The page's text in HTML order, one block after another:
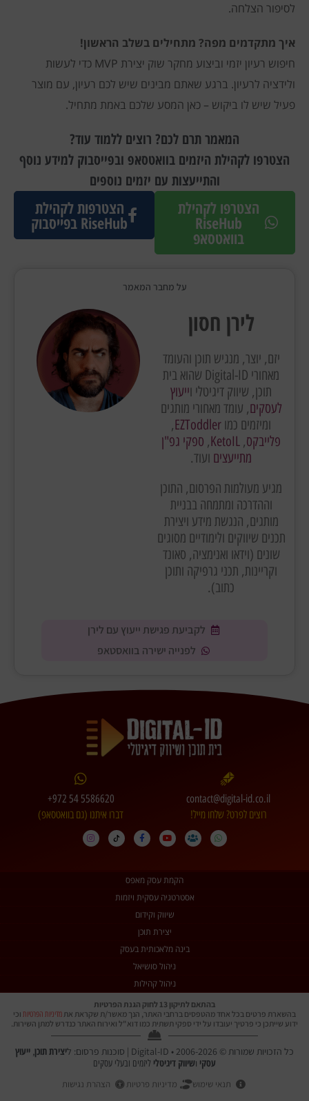
לסיפור הצלחה.
איך מתקדמים מפה? מתחילים בשלב הראשון!
חיפוש רעיון יזמי וביצוע מחקר שוק יצירת MVP כדי לעשות
ולידציה לרעיון. ברגע שאתם מבינים שיש לכם רעיון, עם מוצר
פעיל שיש לו ביקוש – כאן המסע שלכם באמת מתחיל.
המאמר תרם לכם? רוצים ללמוד עוד?
הצטרפו לקהילת היזמים בוואטסאפ ובפייסבוק למידע נוסף
והתייעצות עם יזמים נוספים
הצטרפו לקהילת
RiseHub
בוואטסאפ
הצטרפות לקהילת
RiseHub בפייסבוק
על מחבר המאמר
לירן חסון
יזם, יוצר, מנגיש תוכן והעומד
מאחורי Digital-ID שהוא בית
תוכן, שיווק דיגיטלי וייעוץ
לעסקים, עומד מאחורי מותגים
ומיזמים כמו EZToddler
,
פלייבקס,
KetoIL
, ספקי גפ"ן
מתייעצים ועוד.
מגיע מעולמות הפרסום, התוכן
וההדרכה ומתמחה בבניית
מותגים, הנגשת מידע ויצירת
תכנים שיווקים ולימודיים מסוגים
שונים (וידאו ואנימציה, סאונד
וקריינות, תכני גרפיקה ותוכן
כתוב).
לקביעת פגישת ייעוץ עם לירן
לפנייה ישירה בוואסטאפ
contact@digital-id.co.il
רוצים לפרט? שלחו מייל!
+972 54 5586620
דברו איתנו (גם בוואטסאפ)
הקמת עסק מאפס
אסטרטגיה עסקית ויזמות
שיווק וקידום
יצירת תוכן
בינה מלאכותית בעסק
ניהול סושיאל
ניהול קהילות
בהתאם לתיקון 13 לחוק הגנת הפרטיות
בהשארת פרטים בכל אחד מהטפסים ברחבי האתר, הנך מאשר/ת שקראת את מדיניות הפרטיות וכי
ידוע שייתכן כי פרטיך יעובדו על ידי ספקי תשתית כמו דוא"ל ואירוח האתר כנדרש למתן השירות.
כל הזכויות שמורות © 2006-2026 • Digital-ID | סוכנות פרסום: ל יצירת תוכן, ייעוץ
עסקי ושיווק דיגיטלי ליזמים ובעלי עסקים
תנאי שימוש
מדיניות פרטיות הצהרת נגישות